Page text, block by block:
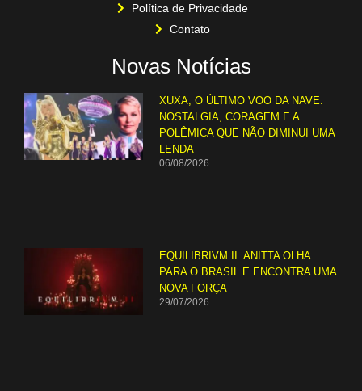
Política de Privacidade
Contato
Novas Notícias
XUXA, O ÚLTIMO VOO DA NAVE:
NOSTALGIA, CORAGEM E A
POLÊMICA QUE NÃO DIMINUI UMA
LENDA
06/08/2026
EQUILIBRIVM II: ANITTA OLHA
PARA O BRASIL E ENCONTRA UMA
NOVA FORÇA
29/07/2026